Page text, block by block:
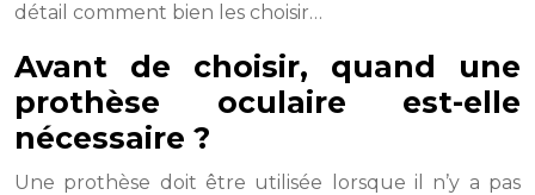
détail comment bien les choisir…
Avant de choisir, quand une
prothèse oculaire est-elle
nécessaire ?
Une prothèse doit être utilisée lorsque il n’y a pas